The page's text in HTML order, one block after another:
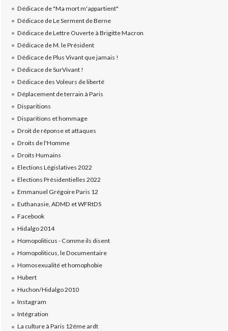
Dédicace de "Ma mort m'appartient"
Dédicace de Le Serment de Berne
Dédicace de Lettre Ouverte à Brigitte Macron
Dédicace de M. le Président
Dédicace de Plus Vivant que jamais !
Dédicace de SurVivant !
Dédicace des Voleurs de liberté
Déplacement de terrain à Paris
Disparitions
Disparitions et hommage
Droit de réponse et attaques
Droits de l'Homme
Droits Humains
Elections Législatives 2022
Elections Présidentielles 2022
Emmanuel Grégoire Paris 12
Euthanasie, ADMD et WFRtDS
Facebook
Hidalgo 2014
Homopoliticus - Comme ils disent
Homopoliticus, le Documentaire
Homosexualité et homophobie
Hubert
Huchon/Hidalgo 2010
Instagram
Intégration
La culture à Paris 12éme ardt